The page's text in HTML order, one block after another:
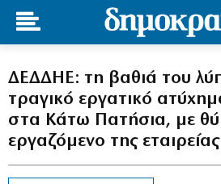
ΔΕΔΔΗΕ: τη βαθιά του
τραγικό εργατικό
στα Κάτω Πατήσια, με
εργαζόμενο της εταιρείας